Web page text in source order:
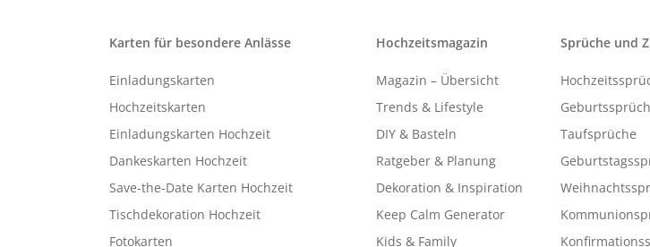
Karten für besondere Anlässe
Einladungskarten
Hochzeitskarten
Einladungskarten Hochzeit
Dankeskarten Hochzeit
Save-the-Date Karten Hochzeit
Tischdekoration Hochzeit
Fotokarten
Hochzeitsmagazin
Magazin – Übersicht
Trends & Lifestyle
DIY & Basteln
Ratgeber & Planung
Dekoration & Inspiration
Keep Calm Generator
Kids & Family
Sprüche und
Taufsprüche